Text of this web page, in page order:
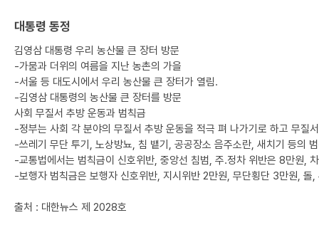
대통령 동정
김영삼 대통령 우리 농산물 큰 장터 방문
-가뭄과 더위의 여름을 지난 농촌의 가을
-서울 등 대도시에서 우리 농산물 큰 장터가 열림.
-김영삼 대통령의 농산물 큰 장터를 방문
사회 무질서 추방 운동과 범칙금
-정부는 사회 각 분야의 무질서 추방 운동을 적극 펴 나가기로 하고 무질
-쓰레기 무단 투기, 노상방뇨, 침 뱉기, 공공장소 음주소란, 새치기 등의
-교통법에서는 범칙금이 신호위반, 중앙선 침범, 주.정차 위반은 8만원,
-보행자 범칙금은 보행자 신호위반, 지시위반 2만원, 무단횡단 3만원, 돌
출처 : 대한뉴스 제 2028호